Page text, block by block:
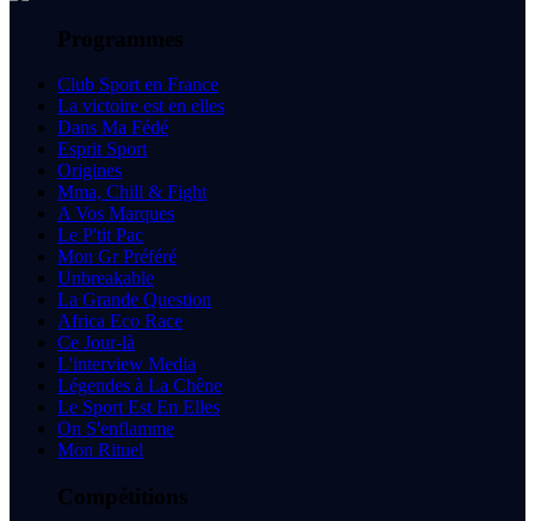
Programmes
Club Sport en France
La victoire est en elles
Dans Ma Fédé
Esprit Sport
Origines
Mma, Chill & Fight
A Vos Marques
Le P'tit Pac
Mon Gr Préféré
Unbreakable
La Grande Question
Africa Eco Race
Ce Jour-là
L'interview Media
Légendes à La Chêne
Le Sport Est En Elles
On S'enflamme
Mon Rituel
Compétitions